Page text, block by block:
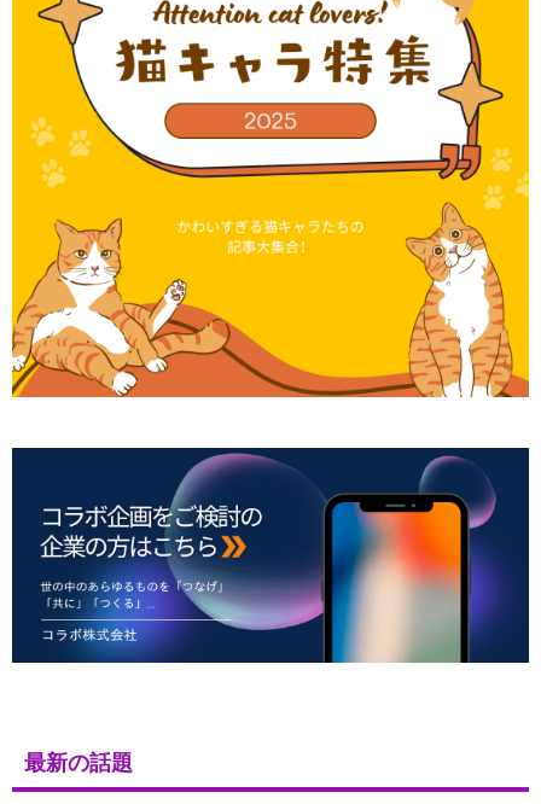
最新の話題